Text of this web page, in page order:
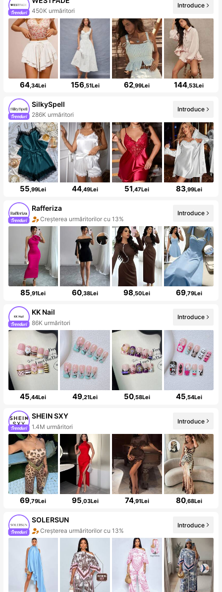
450K urmăritori
Introduce
64,34Lei 156,51Lei 62,99Lei 144,53Lei
SilkySpell
286K urmăritori
Introduce
55,99Lei 44,49Lei 51,47Lei 83,99Lei
Rafferiza
Creșterea urmăritorilor cu 13%
Introduce
85,91Lei 60,38Lei 98,50Lei 69,79Lei
KK Nail
86K urmăritori
Introduce
45,44Lei 49,21Lei 50,58Lei 45,54Lei
SHEIN SXY
1.4M urmăritori
Introduce
69,79Lei 95,03Lei 74,91Lei 80,68Lei
SOLERSUN
Creșterea urmăritorilor cu 13%
Introduce